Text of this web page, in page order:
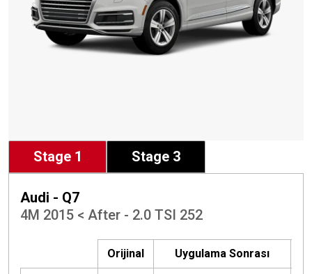
Stage 1 Stage 3
Audi - Q7
4M 2015 < After - 2.0 TSI 252
Orijinal Uygulama Sonrası